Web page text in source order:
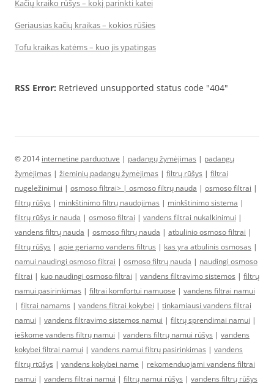
Kačių kraiko rūšys – kokį parinkti katei
Geriausias kačių kraikas – kokios rūšies
Tofu kraikas katėms – kuo jis ypatingas
RSS Error: Retrieved unsupported status code "404"
© 2014 internetine parduotuve | padangų žymėjimas | padangų
žymėjimas | žieminių padangų žymėjimas | filtrų rūšys | filtrai
nugeležinimui | osmoso filtrai> | osmoso filtrų nauda | osmoso filtrai |
filtrų rūšys | minkštinimo filtrų naudojimas | minkštinimo sistema |
filtrų rūšys ir nauda | osmoso filtrai | vandens filtrai nukalkinimui |
vandens filtrų nauda | osmoso filtrų nauda | atbulinio osmoso filtrai |
filtrų rūšys | apie geriamo vandens filtrus | kas yra atbulinis osmosas |
namui naudingi osmoso filtrai | osmoso filtrų nauda | naudingi osmoso
filtrai | kuo naudingi osmoso filtrai | vandens filtravimo sistemos | filtrų
namui pasirinkimas | filtrai komfortui namuose | vandens filtrai namui
| filtrai namams | vandens filtrai kokybei | tinkamiausi vandens filtrai
namui | vandens filtravimo sistemos namui | filtrų sprendimai namui |
ieškome vandens filtrų namui | vandens filtrų namui rūšys | vandens
kokybei filtrai namui | vandens namui filtrų pasirinkimas | vandens
filtrų rtūšys | vandens kokybei name | rekomenduojami vandens filtrai
namui | vandens filtrai namui | filtrų namui rūšys | vandens filtrų rūšys